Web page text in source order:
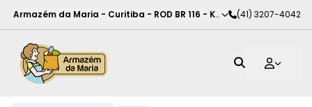
Armazém da Maria - Curitiba - ROD BR 116 - KM 102,Curitiba-PR
(41) 3207-4042